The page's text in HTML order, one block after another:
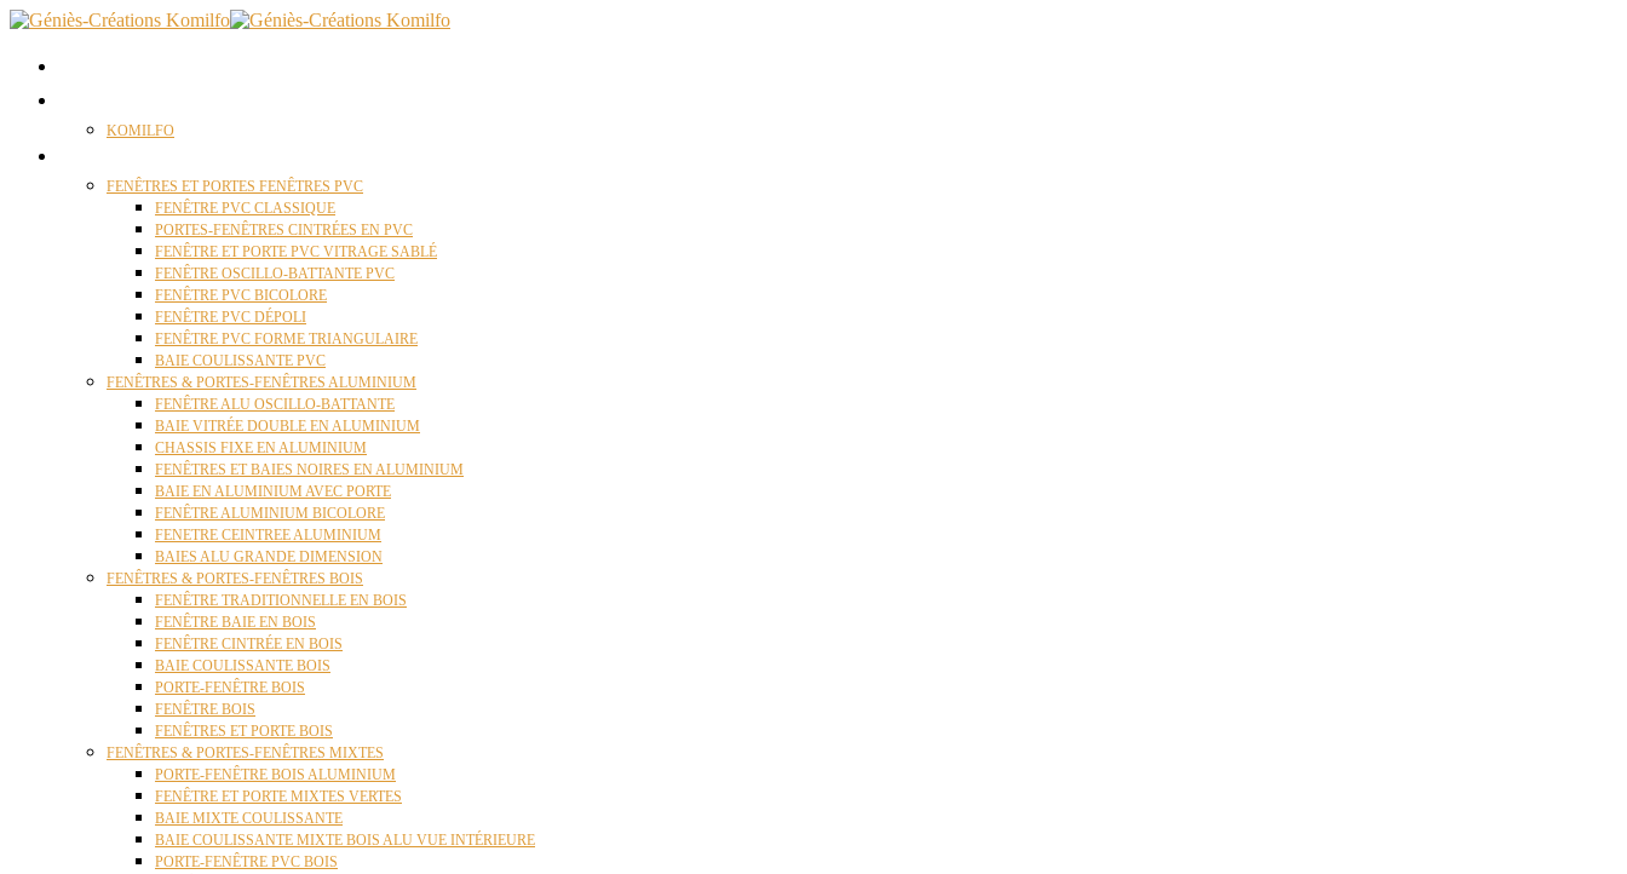
KOMILFO
FENÊTRES ET PORTES FENÊTRES PVC
FENÊTRE PVC CLASSIQUE
PORTES-FENÊTRES CINTRÉES EN PVC
FENÊTRE ET PORTE PVC VITRAGE SABLÉ
FENÊTRE OSCILLO-BATTANTE PVC
FENÊTRE PVC BICOLORE
FENÊTRE PVC DÉPOLI
FENÊTRE PVC FORME TRIANGULAIRE
BAIE COULISSANTE PVC
FENÊTRES & PORTES-FENÊTRES ALUMINIUM
FENÊTRE ALU OSCILLO-BATTANTE
BAIE VITRÉE DOUBLE EN ALUMINIUM
CHASSIS FIXE EN ALUMINIUM
FENÊTRES ET BAIES NOIRES EN ALUMINIUM
BAIE EN ALUMINIUM AVEC PORTE
FENÊTRE ALUMINIUM BICOLORE
FENETRE CEINTREE ALUMINIUM
BAIES ALU GRANDE DIMENSION
FENÊTRES & PORTES-FENÊTRES BOIS
FENÊTRE TRADITIONNELLE EN BOIS
FENÊTRE BAIE EN BOIS
FENÊTRE CINTRÉE EN BOIS
BAIE COULISSANTE BOIS
PORTE-FENÊTRE BOIS
FENÊTRE BOIS
FENÊTRES ET PORTE BOIS
FENÊTRES & PORTES-FENÊTRES MIXTES
PORTE-FENÊTRE BOIS ALUMINIUM
FENÊTRE ET PORTE MIXTES VERTES
BAIE MIXTE COULISSANTE
BAIE COULISSANTE MIXTE BOIS ALU VUE INTÉRIEURE
PORTE-FENÊTRE PVC BOIS